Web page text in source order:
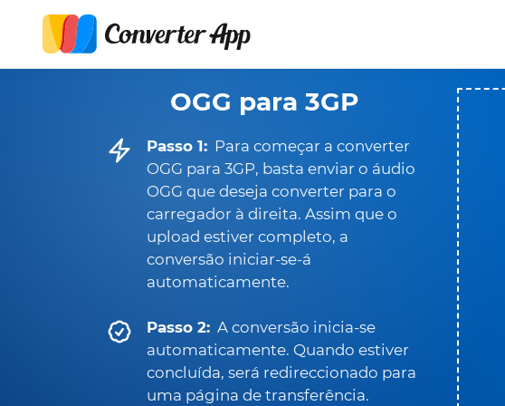
OGG para 3GP
Passo 1: Para começar a converter
OGG para 3GP, basta enviar o áudio
OGG que deseja converter para o
carregador à direita. Assim que o
upload estiver completo, a
conversão iniciar-se-á
automaticamente.
Passo 2: A conversão inicia-se
automaticamente. Quando estiver
concluída, será redireccionado para
uma página de transferência.